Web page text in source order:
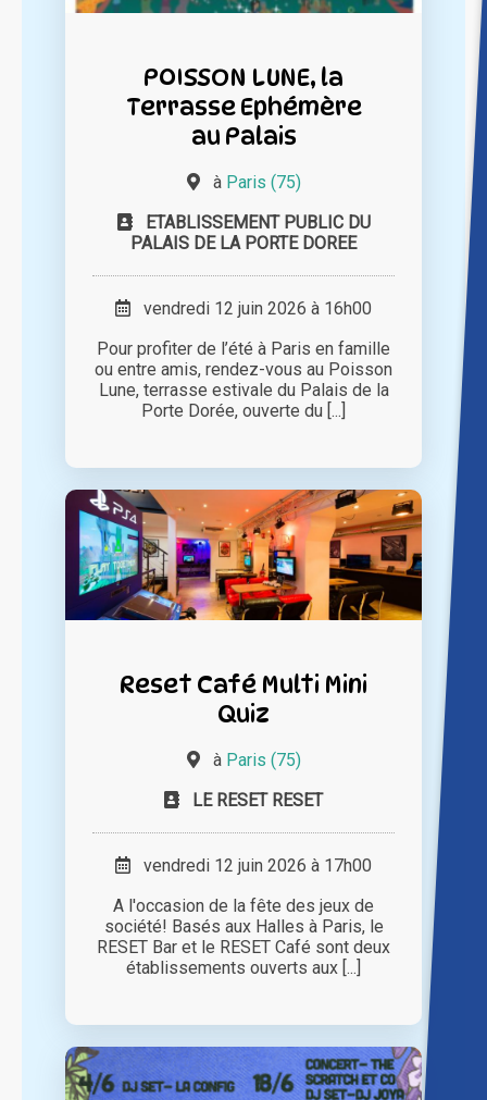
POISSON LUNE, la
Terrasse Ephémère
au Palais
à Paris (75)
ETABLISSEMENT PUBLIC DU
PALAIS DE LA PORTE DOREE
vendredi 12 juin 2026 à 16h00
Pour profiter de l’été à Paris en famille
ou entre amis, rendez-vous au Poisson
Lune, terrasse estivale du Palais de la
Porte Dorée, ouverte du [...]
Reset Café Multi Mini
Quiz
à Paris (75)
LE RESET RESET
vendredi 12 juin 2026 à 17h00
A l'occasion de la fête des jeux de
société! Basés aux Halles à Paris, le
RESET Bar et le RESET Café sont deux
établissements ouverts aux [...]